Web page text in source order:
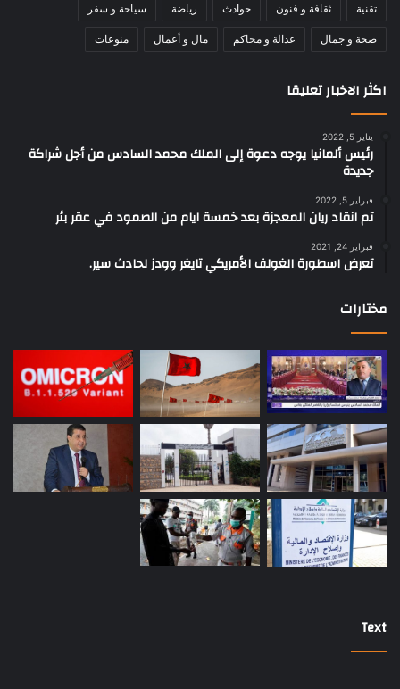
تقنية ثقافة و فنون حوادث رياضة سياحة و سفر
صحة و جمال عدالة و محاكم مال و أعمال منوعات
اكثر الاخبار تعليقا
يناير 5, 2022
رئيس ألمانيا يوجه دعوة إلى الملك محمد السادس من أجل شراكة
جديدة
فبراير 5, 2022
تم انقاد ريان المعجزة بعد خمسة ايام من الصمود في عقر بئر
فبراير 24, 2021
تعرض اسطورة الغولف الأمريكي تايغر وودز لحادث سير.
مختارات
Text